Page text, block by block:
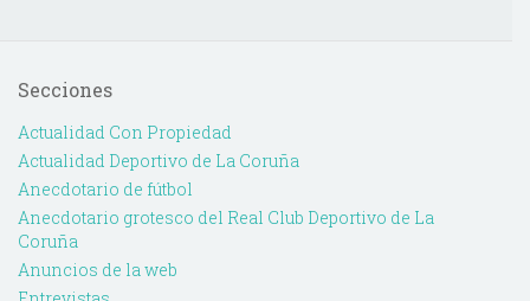
Secciones
Actualidad Con Propiedad
Actualidad Deportivo de La Coruña
Anecdotario de fútbol
Anecdotario grotesco del Real Club Deportivo de La
Coruña
Anuncios de la web